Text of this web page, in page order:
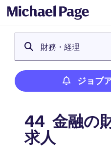
財務・経理
ジョブ
44 金融の
求人